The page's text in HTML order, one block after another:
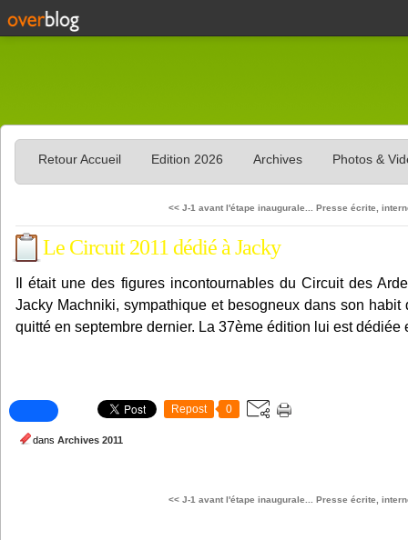
Retour Accueil Edition 2026 Archives Photos &
<< J-1 avant l'étape inaugurale... Presse écrite,
Le Circuit 2011 dédié à Jacky
Il était une des figures incontournables du Circuit des
Jacky Machniki, sympathique et besogneux dans son
quitté en septembre dernier. La 37ème édition lui est
Repost 0
dans Archives 2011
<< J-1 avant l'étape inaugurale... Presse écrite,